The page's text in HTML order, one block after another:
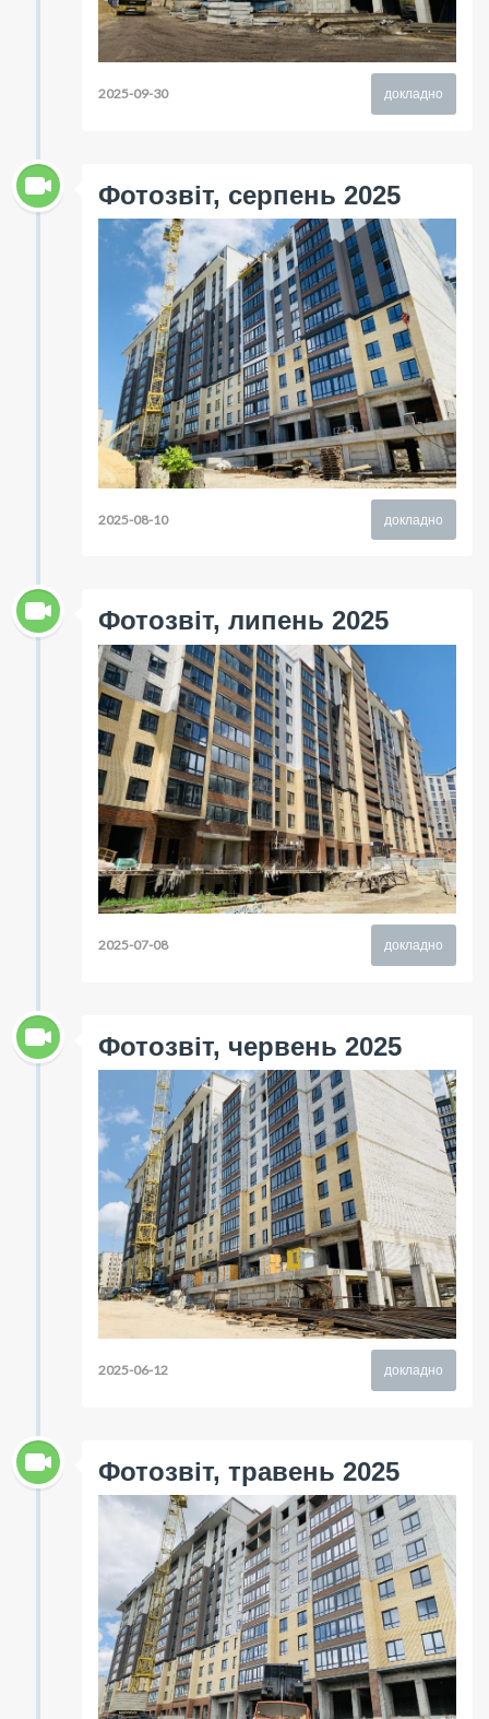
докладно
2025-09-30
Фотозвіт, серпень 2025
докладно
2025-08-10
Фотозвіт, липень 2025
докладно
2025-07-08
Фотозвіт, червень 2025
докладно
2025-06-12
Фотозвіт, травень 2025